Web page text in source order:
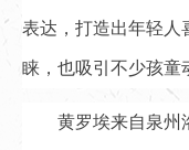
表达，打造出年轻人
睐，也吸引不少孩童
黄罗埃来自泉州